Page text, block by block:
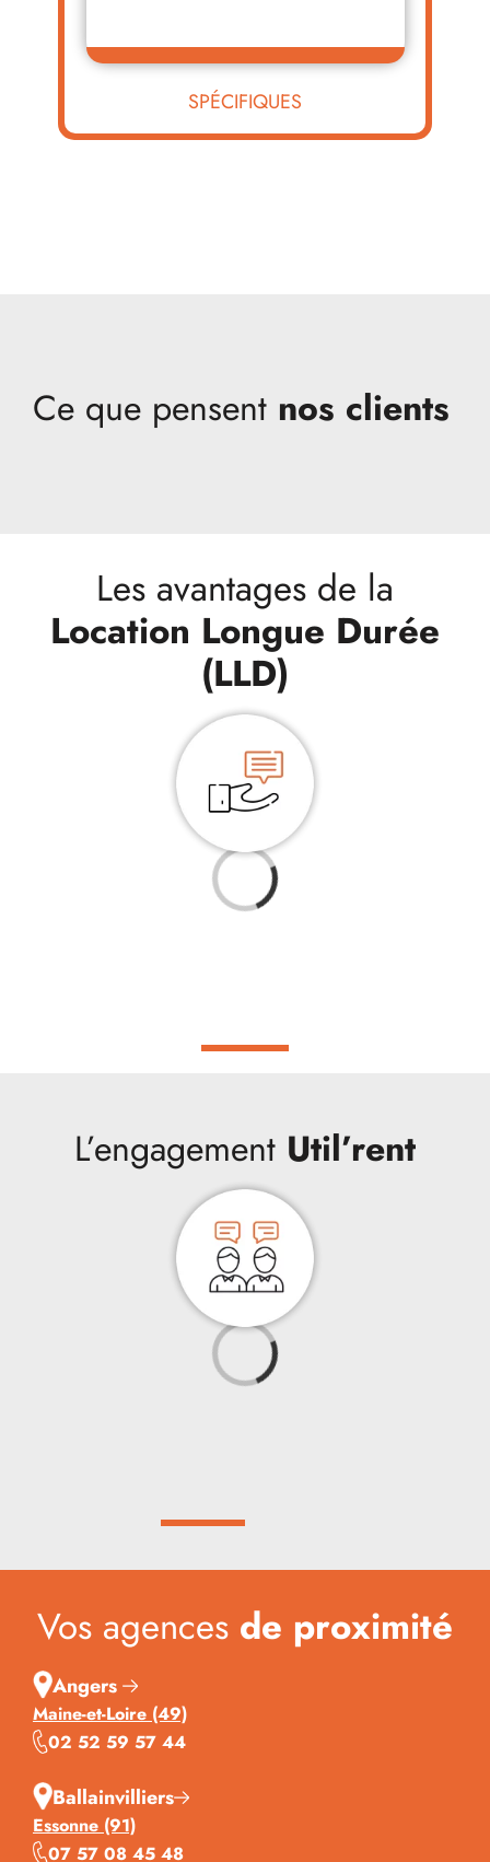
SPÉCIFIQUES
Ce que pensent nos clients
Les avantages de la
Location Longue Durée
(LLD)
Loading...
L’engagement Util’rent
Loading...
Vos agences de proximité
Angers
Maine-et-Loire (49)
02 52 59 57 44
Ballainvilliers
Essonne (91)
07 57 08 45 48